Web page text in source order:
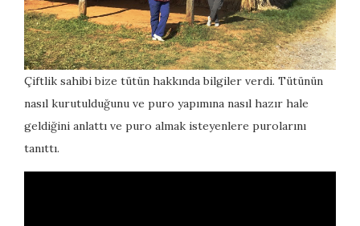
Çiftlik sahibi bize tütün hakkında bilgiler verdi. Tütünün
nasıl kurutulduğunu ve puro yapımına nasıl hazır hale
geldiğini anlattı ve puro almak isteyenlere purolarını
tanıttı.